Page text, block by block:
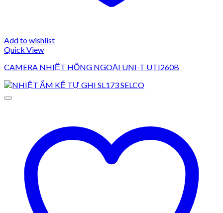
Add to wishlist
Quick View
CAMERA NHIỆT HỒNG NGOẠI UNI-T UTI260B